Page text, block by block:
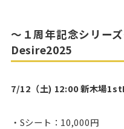
〜１周年記念シリー
Desire2025
7/12（土) 12:00 新木場
・Sシート：10,000円